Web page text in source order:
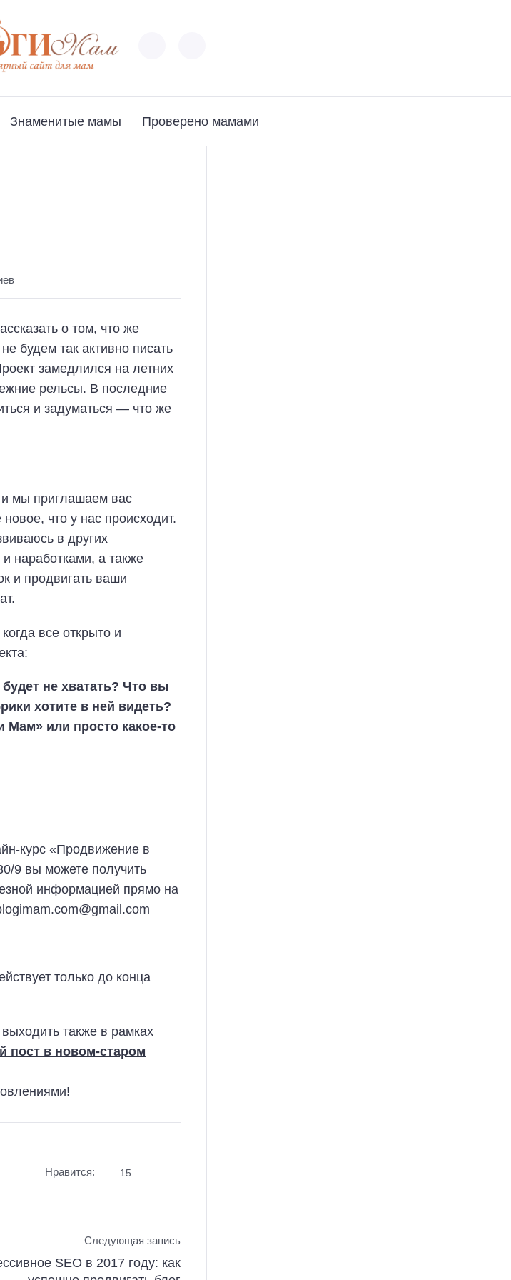
Знаменитые мамы Проверено мамами
о том, что же
будем так активно писать
замедлился на летних
рельсы. В последние
и задуматься — что же
и мы приглашаем вас
что у нас происходит.
в других
наработками, а также
и продвигать ваши
все открыто и
не хватать? Что вы
хотите в ней видеть?
Мам» или просто какое-то
курс «Продвижение в
9 вы можете получить
информацией прямо на
только до конца
также в рамках
пост в новом-старом
Нравится: 15
Следующая запись
SEO в 2017 году: как